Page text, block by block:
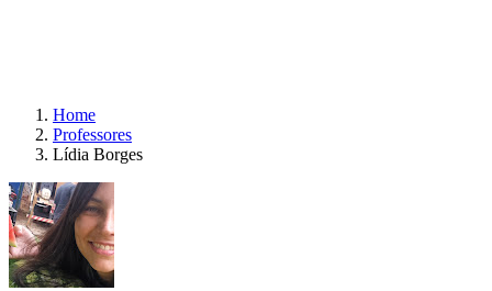
Home
Professores
Lídia Borges